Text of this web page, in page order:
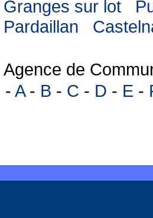
Granges sur lot
Pardaillan
Agence de
- A- B - C - D - E -